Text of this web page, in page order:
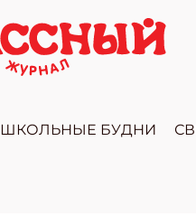
ШКОЛЬНЫЕ БУДНИ